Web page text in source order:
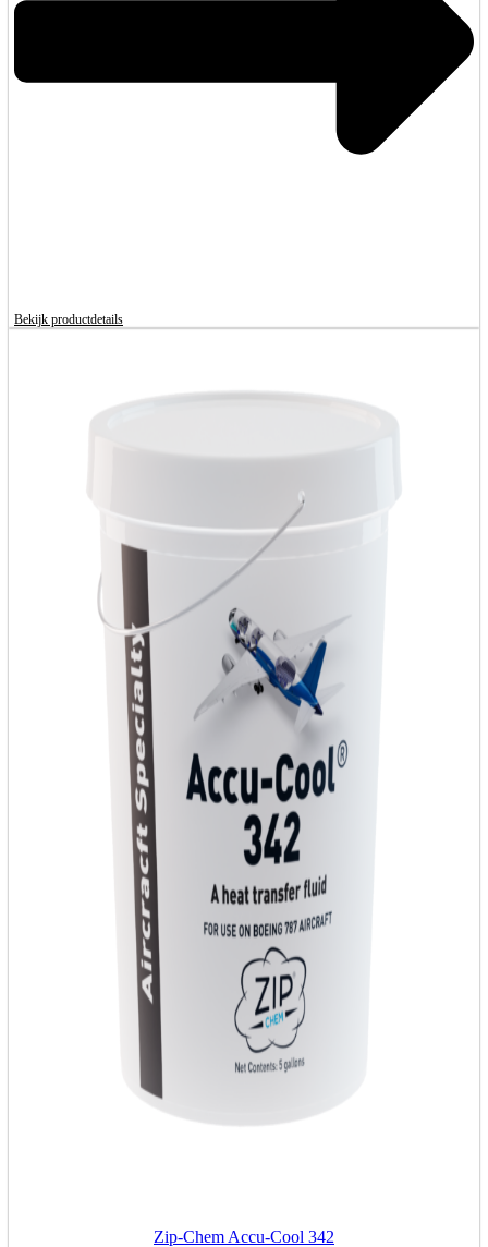
Bekijk productdetails
Zip-Chem Accu-Cool 342